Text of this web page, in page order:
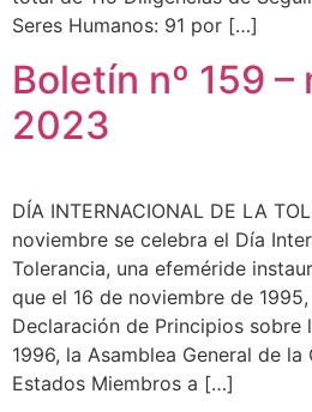
Seres Humanos: 91 por […]
Boletín nº 159
2023
DÍA INTERNACIONAL DE LA
noviembre se celebra el Día
Tolerancia, una efeméride
que el 16 de noviembre de
Declaración de Principios sobre
1996, la Asamblea General de
Estados Miembros a […]